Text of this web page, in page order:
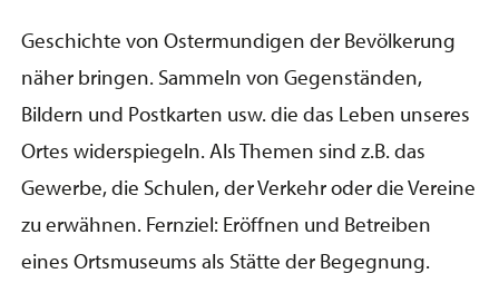
Geschichte von Ostermundigen der Bevölkerung
näher bringen. Sammeln von Gegenständen,
Bildern und Postkarten usw. die das Leben unseres
Ortes widerspiegeln. Als Themen sind z.B. das
Gewerbe, die Schulen, der Verkehr oder die Vereine
zu erwähnen. Fernziel: Eröffnen und Betreiben
eines Ortsmuseums als Stätte der Begegnung.